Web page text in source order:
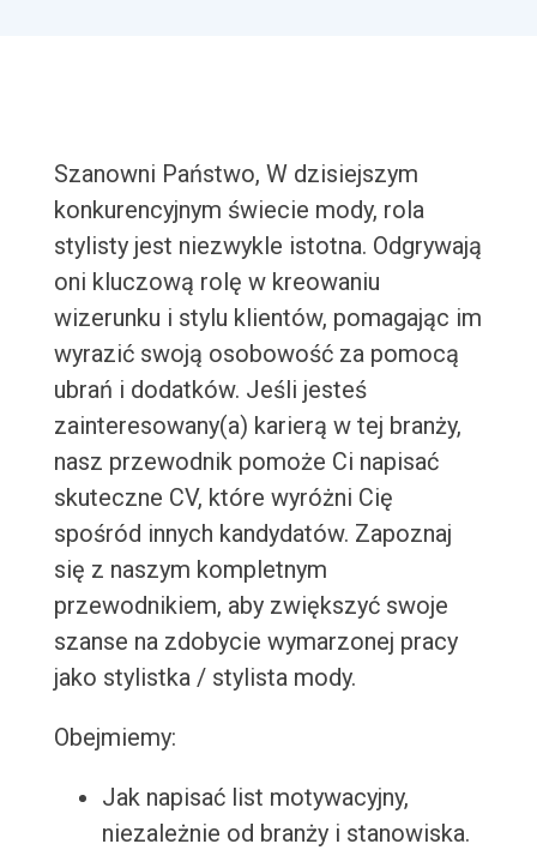
Szanowni Państwo, W dzisiejszym
konkurencyjnym świecie mody, rola
stylisty jest niezwykle istotna. Odgrywają
oni kluczową rolę w kreowaniu
wizerunku i stylu klientów, pomagając im
wyrazić swoją osobowość za pomocą
ubrań i dodatków. Jeśli jesteś
zainteresowany(a) karierą w tej branży,
nasz przewodnik pomoże Ci napisać
skuteczne CV, które wyróżni Cię
spośród innych kandydatów. Zapoznaj
się z naszym kompletnym
przewodnikiem, aby zwiększyć swoje
szanse na zdobycie wymarzonej pracy
jako stylistka / stylista mody.
Obejmiemy:
Jak napisać list motywacyjny,
niezależnie od branży i stanowiska.